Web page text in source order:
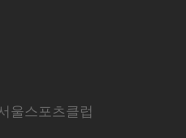
울스포츠클럽